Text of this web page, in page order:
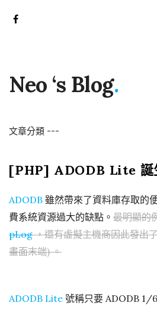
Neo ‘s Blog.
文章分類 ---
[PHP] ADODB Lite 誕
ADODB 雖然帶來了資料庫存取的
費系統資源過大的缺點。 最明顯的
pLog，還有虛擬主機商因此發出
畫面末端) 。
ADODB Lite 號稱只要 ADODB 1/